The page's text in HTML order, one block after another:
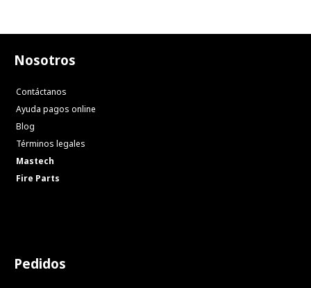
Nosotros
Contáctanos
Ayuda pagos online
Blog
Términos legales
Mastech
Fire Parts
Pedidos